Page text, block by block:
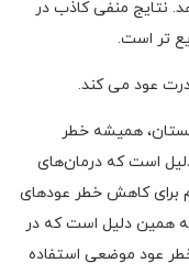
نتایج منفی کاذب در
تر است.
عود می کند.
همیشه خطر
است که درمان‌های
برای کاهش خطر عودهای
همین دلیل است که در
عود موضعی استفاده